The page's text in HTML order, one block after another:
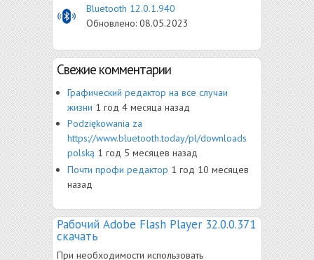
Bluetooth 12.0.1.940
Обновлено: 08.05.2023
Свежие комментарии
Графический редактор на все случаи
жизни 1 год 4 месяца назад
Рodziękowania za
https://www.bluetooth.today/pl/downloads
polską 1 год 5 месяцев назад
Почти профи редактор 1 год 10 месяцев
назад
Рабочий Adobe Flash Player 32.0.0.371
скачать
При необходимости использовать